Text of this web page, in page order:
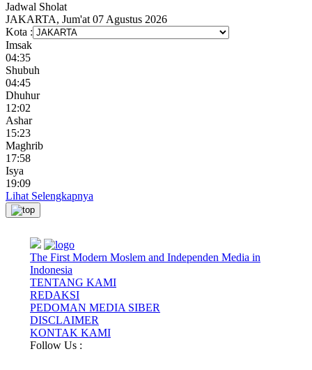
Jadwal Sholat
JAKARTA, Jum'at 07 Agustus 2026
Kota :
Imsak
04:35
Shubuh
04:45
Dhuhur
12:02
Ashar
15:23
Maghrib
17:58
Isya
19:09
Lihat Selengkapnya
The First Modern Moslem and Independen Media in
Indonesia
TENTANG KAMI
REDAKSI
PEDOMAN MEDIA SIBER
DISCLAIMER
KONTAK KAMI
Follow Us :